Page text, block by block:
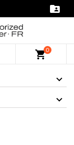

shopping_cart0